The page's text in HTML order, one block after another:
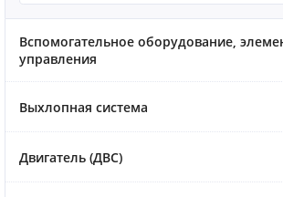
Вспомогательное оборудование,
управления
Выхлопная система
Двигатель (ДВС)